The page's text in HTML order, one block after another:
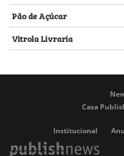
Pão de Açúcar
Vitrola Livraria
Casa
Institucional